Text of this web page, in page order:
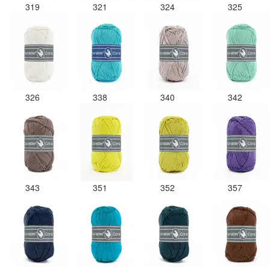
319 321 324 325
326 338 340 342
343 351 352 357